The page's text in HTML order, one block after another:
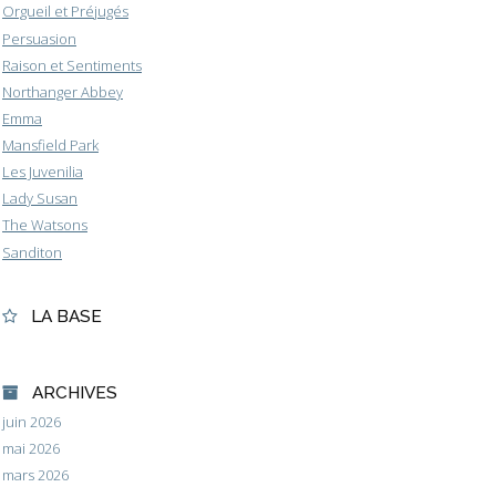
Orgueil et Préjugés
Persuasion
Raison et Sentiments
Northanger Abbey
Emma
Mansfield Park
Les Juvenilia
Lady Susan
The Watsons
Sanditon
LA BASE
ARCHIVES
juin 2026
mai 2026
mars 2026